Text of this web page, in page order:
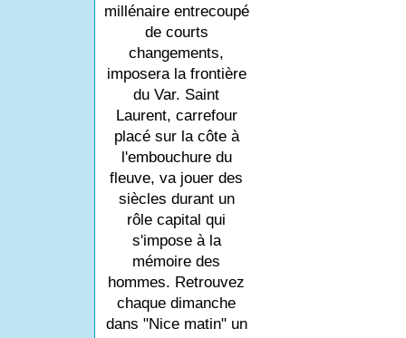
millénaire entrecoupé
de courts
changements,
imposera la frontière
du Var. Saint
Laurent, carrefour
placé sur la côte à
l'embouchure du
fleuve, va jouer des
siècles durant un
rôle capital qui
s'impose à la
mémoire des
hommes. Retrouvez
chaque dimanche
dans "Nice matin" un